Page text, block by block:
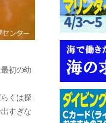
初の幼
くは探
すぎな